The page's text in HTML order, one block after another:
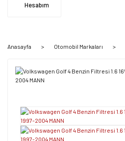
Hesabım
Anasayfa Otomobil Markaları